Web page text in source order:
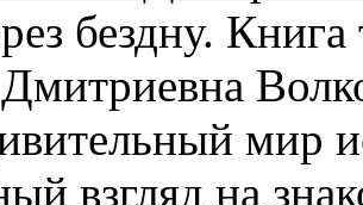
бездну. Книга
мир
взгляд на